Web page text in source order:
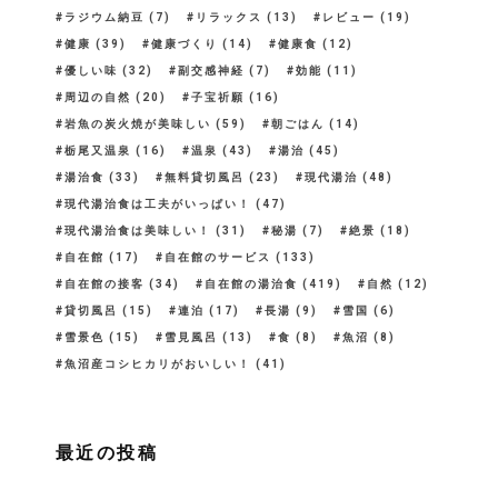
ラジウム納豆 (7) リラックス (13) レビュー (19)
健康 (39) 健康づくり (14) 健康食 (12)
優しい味 (32) 副交感神経 (7) 効能 (11)
周辺の自然 (20) 子宝祈願 (16)
岩魚の炭火焼が美味しい (59) 朝ごはん (14)
栃尾又温泉 (16) 温泉 (43) 湯治 (45)
湯治食 (33) 無料貸切風呂 (23) 現代湯治 (48)
現代湯治食は工夫がいっぱい！ (47)
現代湯治食は美味しい！ (31) 秘湯 (7) 絶景 (18)
自在館 (17) 自在館のサービス (133)
自在館の接客 (34) 自在館の湯治食 (419) 自然 (12)
貸切風呂 (15) 連泊 (17) 長湯 (9) 雪国 (6)
雪景色 (15) 雪見風呂 (13) 食 (8) 魚沼 (8)
魚沼産コシヒカリがおいしい！ (41)
最近の投稿